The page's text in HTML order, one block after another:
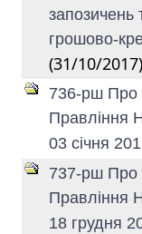
запозичень
грошово-
(31/10/2017)
736-рш Про
Правління
03 січня
737-рш Про
Правління
18 грудня